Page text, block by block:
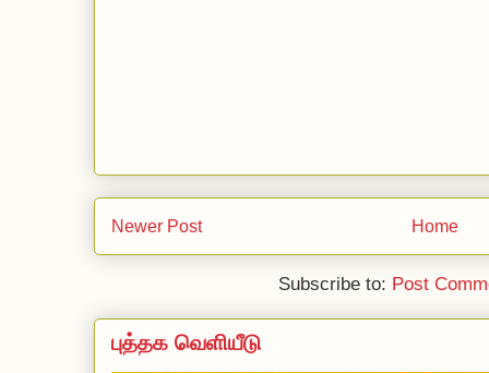
Newer Post Home
Subscribe to: Post
புத்தக வெளியீடு